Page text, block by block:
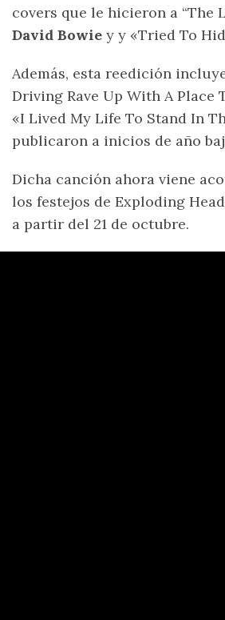
covers que le hicieron a “The
David Bowie y y «Tried To
Además, esta reedición
Driving Rave Up With A
«I Lived My Life To Stand In
publicaron a inicios de año
Dicha canción ahora viene
los festejos de Exploding
a partir del 21 de octubre.